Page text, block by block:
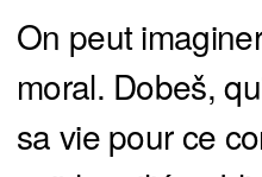
On peut
moral. Dobeš,
sa vie pour ce